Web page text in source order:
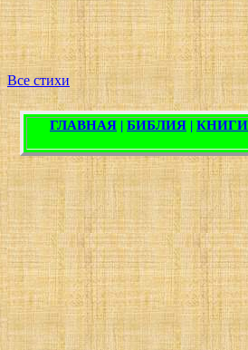
Все стихи